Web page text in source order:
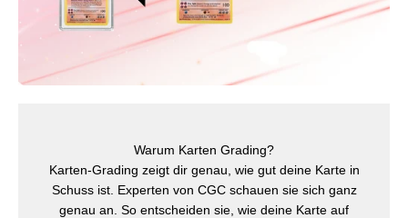
Warum Karten Grading?
Karten-Grading zeigt dir genau, wie gut deine Karte in
Schuss ist. Experten von CGC schauen sie sich ganz
genau an. So entscheiden sie, wie deine Karte auf